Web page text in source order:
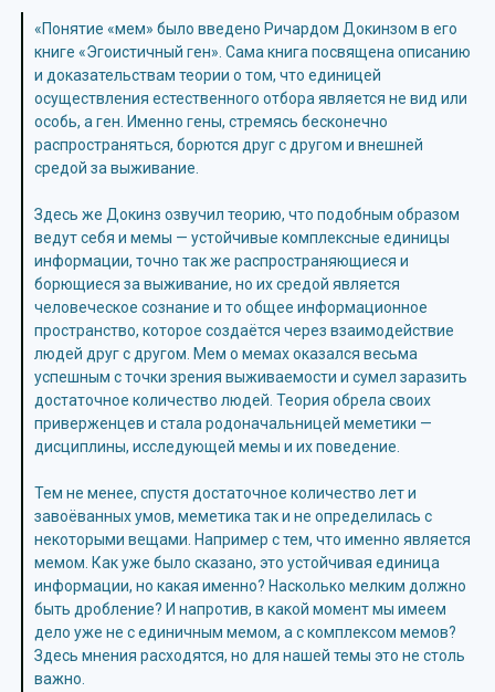
«Понятие «мем» было введено Ричардом Докинзом в его
книге «Эгоистичный ген». Сама книга посвящена описанию
и доказательствам теории о том, что единицей
осуществления естественного отбора является не вид или
особь, а ген. Именно гены, стремясь бесконечно
распространяться, борются друг с другом и внешней
средой за выживание.
Здесь же Докинз озвучил теорию, что подобным образом
ведут себя и мемы — устойчивые комплексные единицы
информации, точно так же распространяющиеся и
борющиеся за выживание, но их средой является
человеческое сознание и то общее информационное
пространство, которое создаётся через взаимодействие
людей друг с другом. Мем о мемах оказался весьма
успешным с точки зрения выживаемости и сумел заразить
достаточное количество людей. Теория обрела своих
приверженцев и стала родоначальницей меметики —
дисциплины, исследующей мемы и их поведение.
Тем не менее, спустя достаточное количество лет и
завоёванных умов, меметика так и не определилась с
некоторыми вещами. Например с тем, что именно является
мемом. Как уже было сказано, это устойчивая единица
информации, но какая именно? Насколько мелким должно
быть дробление? И напротив, в какой момент мы имеем
дело уже не с единичным мемом, а с комплексом мемов?
Здесь мнения расходятся, но для нашей темы это не столь
важно.